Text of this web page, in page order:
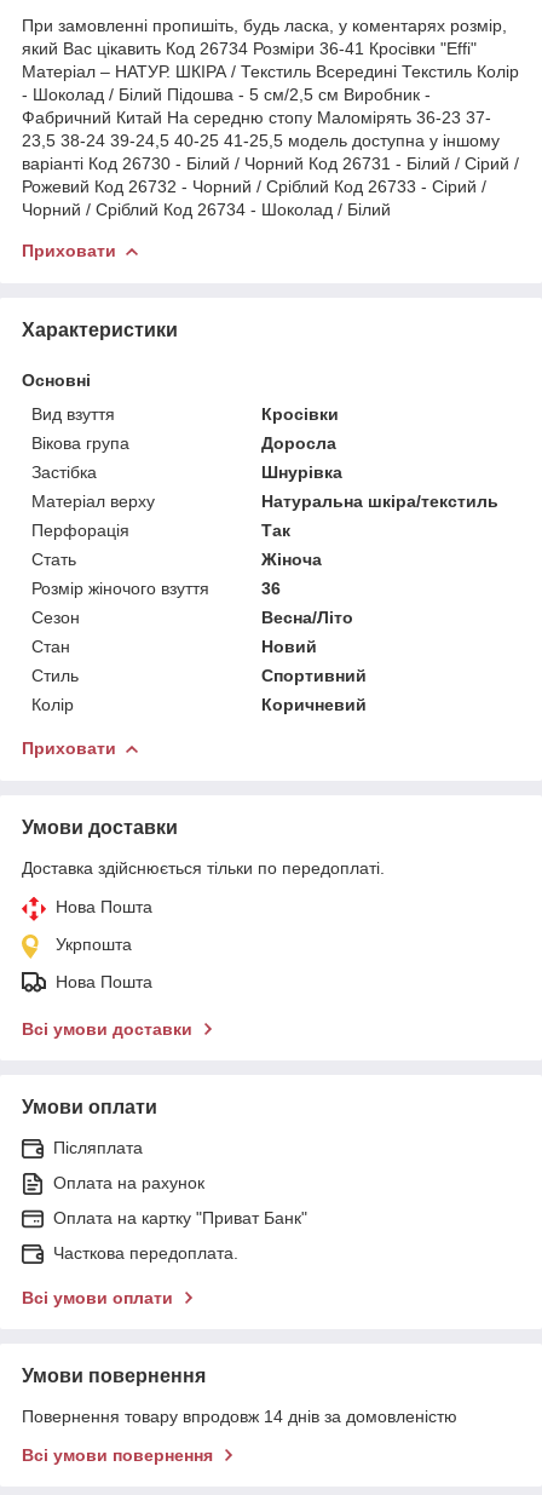
При замовленні пропишіть, будь ласка, у коментарях розмір,
який Вас цікавить Код 26734 Розміри 36-41 Кросівки "Effi"
Матеріал – НАТУР. ШКІРА / Текстиль Всередині Текстиль Колір
- Шоколад / Білий Підошва - 5 см/2,5 см Виробник -
Фабричний Китай На середню стопу Маломірять 36-23 37-
23,5 38-24 39-24,5 40-25 41-25,5 модель доступна у іншому
варіанті Код 26730 - Білий / Чорний Код 26731 - Білий / Сірий /
Рожевий Код 26732 - Чорний / Сріблий Код 26733 - Сірий /
Чорний / Сріблий Код 26734 - Шоколад / Білий
Приховати
Характеристики
Основні
Вид взуття
Кросівки
Вікова група
Доросла
Застібка
Шнурівка
Матеріал верху
Натуральна шкіра/текстиль
Перфорація
Так
Стать
Жіноча
Розмір жіночого взуття
36
Сезон
Весна/Літо
Стан
Новий
Стиль
Спортивний
Колір
Коричневий
Приховати
Умови доставки
Доставка здійснюється тільки по передоплаті.
Нова Пошта
Укрпошта
Нова Пошта
Всі умови доставки
Умови оплати
Післяплата
Оплата на рахунок
Оплата на картку "Приват Банк"
Часткова передоплата.
Всі умови оплати
Умови повернення
Повернення товару впродовж 14 днів за домовленістю
Всі умови повернення